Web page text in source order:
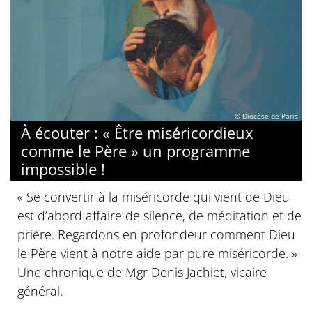
© Diocèse de Paris
À écouter : « Être miséricordieux
comme le Père » un programme
impossible !
« Se convertir à la miséricorde qui vient de Dieu
est d’abord affaire de silence, de méditation et de
prière. Regardons en profondeur comment Dieu
le Père vient à notre aide par pure miséricorde. »
Une chronique de Mgr Denis Jachiet, vicaire
général.